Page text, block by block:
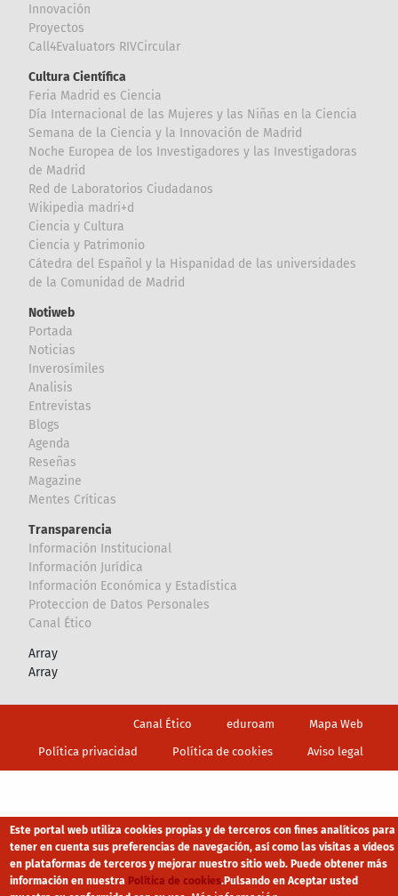
Innovación
Proyectos
Call4Evaluators RIVCircular
Cultura Científica
Feria Madrid es Ciencia
Día Internacional de las Mujeres y las Niñas en la Ciencia
Semana de la Ciencia y la Innovación de Madrid
Noche Europea de los Investigadores y las Investigadoras
de Madrid
Red de Laboratorios Ciudadanos
Wikipedia madri+d
Ciencia y Cultura
Ciencia y Patrimonio
Cátedra del Español y la Hispanidad de las universidades
de la Comunidad de Madrid
Notiweb
Portada
Noticias
Inverosímiles
Analisis
Entrevistas
Blogs
Agenda
Reseñas
Magazine
Mentes Críticas
Transparencia
Información Institucional
Información Jurídica
Información Económica y Estadística
Proteccion de Datos Personales
Canal Ético
Array
Array
Canal Ético eduroam Mapa Web
Política privacidad Política de cookies Aviso legal
Este portal web utiliza cookies propias y de terceros con fines analíticos para
tener en cuenta sus preferencias de navegación, así como las visitas a vídeos
en plataformas de terceros y mejorar nuestro sitio web. Puede obtener más
información en nuestra Política de cookies.Pulsando en Aceptar usted